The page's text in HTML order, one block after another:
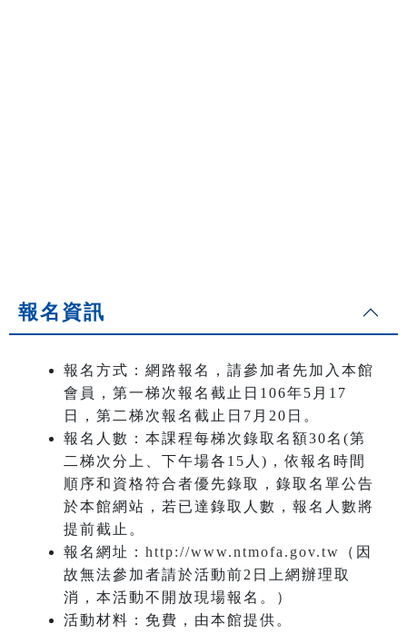
報名資訊
報名方式：網路報名，請參加者先加入本館
會員，第一梯次報名截止日106年5月17
日，第二梯次報名截止日7月20日。
報名人數：本課程每梯次錄取名額30名(第
二梯次分上、下午場各15人)，依報名時間
順序和資格符合者優先錄取，錄取名單公告
於本館網站，若已達錄取人數，報名人數將
提前截止。
報名網址： http://www.ntmofa.gov.tw
（因
故無法參加者請於活動前2日上網辦理取
消，本活動不開放現場報名。）
活動材料：免費，由本館提供。